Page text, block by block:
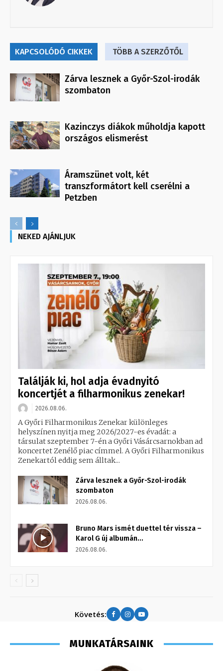
KAPCSOLÓDÓ CIKKEK TÖBB A SZERZŐTŐL
Zárva lesznek a Győr-Szol-irodák
szombaton
Kazinczys diákok műholdja kapott
országos elismerést
Áramszünet volt, két
transzformátort kell cserélni a
Petzben
NEKED AJÁNLJUK
Találják ki, hol adja évadnyitó
koncertjét a filharmonikus zenekar!
2026.08.06.
A Győri Filharmonikus Zenekar különleges
helyszínen nyitja meg 2026/2027-es évadát: a
társulat szeptember 7-én a Győri Vásárcsarnokban ad
koncertet Zenélő piac címmel. A Győri Filharmonikus
Zenekartól eddig sem álltak...
Zárva lesznek a Győr-Szol-irodák
szombaton
2026.08.06.
Bruno Mars ismét duettel tér vissza –
Karol G új albumán...
2026.08.06.
Követés:
MUNKATÁRSAINK